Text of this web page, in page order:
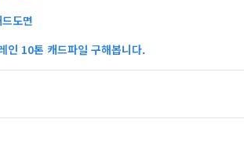
도면
인 10톤 캐드파일 구해봅니다.